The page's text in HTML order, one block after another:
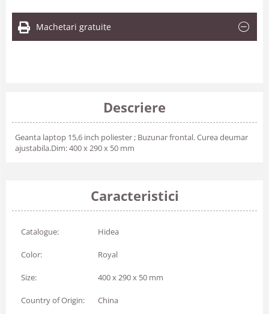
Machetari gratuite
Descriere
Geanta laptop 15,6 inch poliester ; Buzunar frontal. Curea deumar
ajustabila.Dim: 400 x 290 x 50 mm
Caracteristici
Catalogue: Hidea
Color: Royal
Size: 400 x 290 x 50 mm
Country of Origin: China